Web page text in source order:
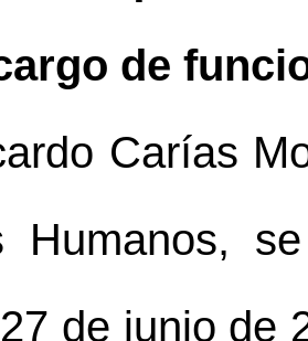
de
Carías
Humanos,
de junio de